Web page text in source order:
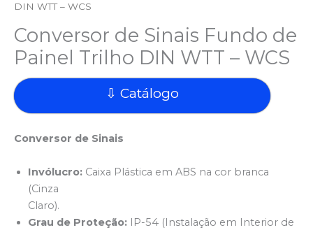
DIN WTT – WCS
Conversor de Sinais Fundo de
Painel Trilho DIN WTT – WCS
⇩ Catálogo
Conversor de Sinais
Invólucro: Caixa Plástica em ABS na cor branca
(Cinza
Claro).
Grau de Proteção: IP-54 (Instalação em Interior de